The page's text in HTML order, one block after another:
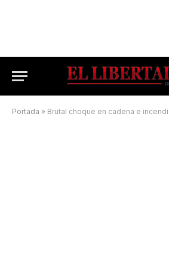
Portada » Brutal choque en cadena e incendio a